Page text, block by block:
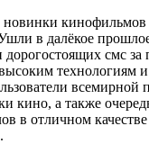
новинки
в далёкое
дорогостоящих смс
технологиям
всемирной
кино, а также
в отличном